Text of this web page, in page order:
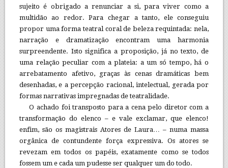
sujeito é obrigado a renunciar a si, para viver como a
multidão ao redor. Para chegar a tanto, ele conseguiu
propor uma forma teatral coral de beleza requintada: nela,
narração e dramatização encontram uma harmonia
surpreendente. Isto significa a proposição, já no texto, de
uma relação peculiar com a plateia: a um só tempo, há o
arrebatamento afetivo, graças às cenas dramáticas bem
desenhadas, e a percepção racional, intelectual, gerada por
formas narrativas impregnadas de teatralidade.
O achado foi transposto para a cena pelo diretor com a
transformação do elenco – e vale exclamar, que elenco!
enfim, são os magistrais Atores de Laura… – numa massa
orgânica de contundente força expressiva. Os atores se
revezam em todos os papéis, exatamente como se todos
fossem um e cada um pudesse ser qualquer um do todo.